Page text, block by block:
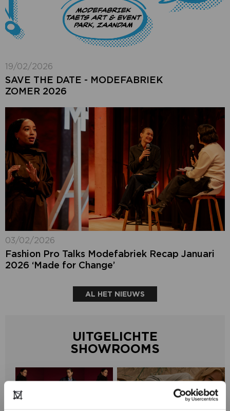
19/02/2026
SAVE THE DATE - MODEFABRIEK
ZOMER 2026
03/02/2026
Fashion Pro Talks Modefabriek Recap Januari
2026 ‘Made for Change’
AL HET NIEUWS
UITGELICHTE
SHOWROOMS